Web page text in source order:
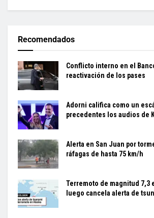
Recomendados
Conflicto interno en el
reactivación de los pases
Adorni califica como un
precedentes los audios de
Alerta en San Juan por
ráfagas de hasta 75 km/h
Terremoto de magnitud 7,3
luego cancela alerta de